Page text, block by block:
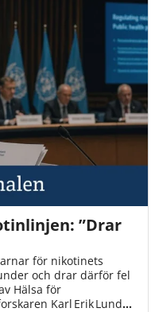
”Drar
för nikotinets
och drar därför fel
Hälsa för
Karl Erik Lund